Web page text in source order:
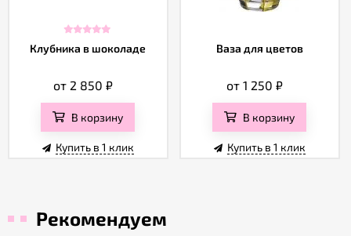
Клубника в шоколаде
от 2 850₽
В корзину
Купить в 1 клик
Ваза для цветов
от 1 250₽
В корзину
Купить в 1 клик
Рекомендуем